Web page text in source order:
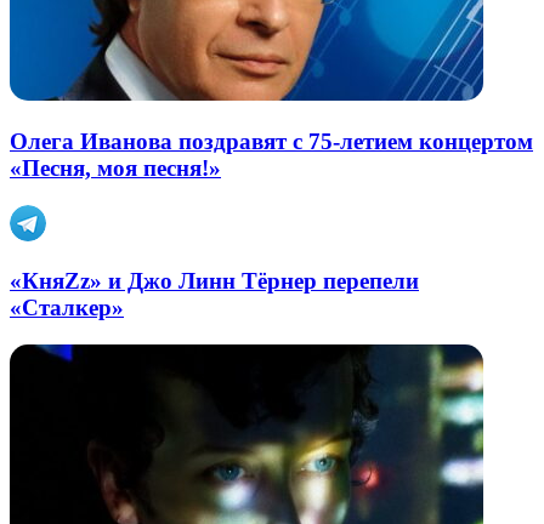
Олега Иванова поздравят с 75-летием концертом
«Песня, моя песня!»
«КняZz» и Джо Линн Тёрнер перепели
«Сталкер»